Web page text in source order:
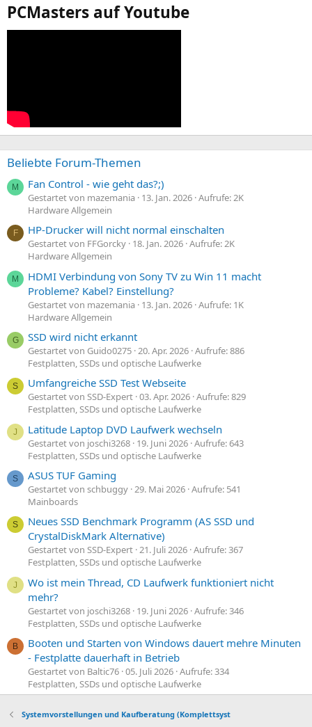
PCMasters auf Youtube
Beliebte Forum-Themen
M Fan Control - wie geht das?;)
Gestartet von mazemania 13. Jan. 2026 Aufrufe: 2K
Hardware Allgemein
F HP-Drucker will nicht normal einschalten
Gestartet von FFGorcky 18. Jan. 2026 Aufrufe: 2K
Hardware Allgemein
M
HDMI Verbindung von Sony TV zu Win 11 macht
Probleme? Kabel? Einstellung?
Gestartet von mazemania 13. Jan. 2026 Aufrufe: 1K
Hardware Allgemein
G SSD wird nicht erkannt
Gestartet von Guido0275 20. Apr. 2026 Aufrufe: 886
Festplatten, SSDs und optische Laufwerke
S Umfangreiche SSD Test Webseite
Gestartet von SSD-Expert 03. Apr. 2026 Aufrufe: 829
Festplatten, SSDs und optische Laufwerke
J Latitude Laptop DVD Laufwerk wechseln
Gestartet von joschi3268 19. Juni 2026 Aufrufe: 643
Festplatten, SSDs und optische Laufwerke
S ASUS TUF Gaming
Gestartet von schbuggy 29. Mai 2026 Aufrufe: 541
Mainboards
S
Neues SSD Benchmark Programm (AS SSD und
CrystalDiskMark Alternative)
Gestartet von SSD-Expert 21. Juli 2026 Aufrufe: 367
Festplatten, SSDs und optische Laufwerke
J
Wo ist mein Thread, CD Laufwerk funktioniert nicht
mehr?
Gestartet von joschi3268 19. Juni 2026 Aufrufe: 346
Festplatten, SSDs und optische Laufwerke
B
Booten und Starten von Windows dauert mehre Minuten
- Festplatte dauerhaft in Betrieb
Gestartet von Baltic76 05. Juli 2026 Aufrufe: 334
Festplatten, SSDs und optische Laufwerke
Systemvorstellungen und Kaufberatung (Komplettsyst